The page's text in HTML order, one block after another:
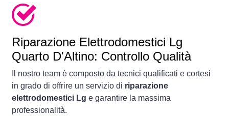
Riparazione Elettrodomestici Lg
Quarto D'Altino: Controllo Qualità
Il nostro team è composto da tecnici qualificati e cortesi
in grado di offrire un servizio di riparazione
elettrodomestici Lg e garantire la massima
professionalità.